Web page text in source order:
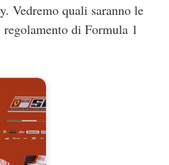
Vedremo quali saranno le
di Formula 1